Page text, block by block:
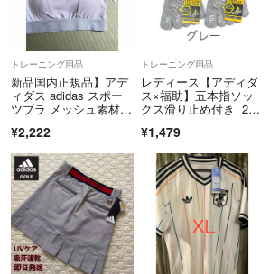
トレーニング用品
新品国内正規品】アデ
ィダス adidas スポー
ツブラ メッシュ素材で
¥2,222
トレーニング用品
レディース【アディダ
ス×福助】五本指ソッ
クス滑り止め付き 2足
¥1,479